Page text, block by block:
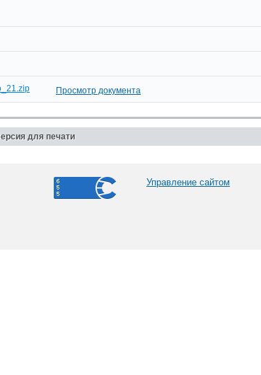
Просмотр документа
для печати
Управление сайтом